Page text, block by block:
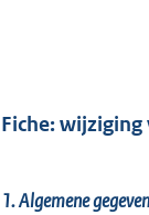
Fiche:
1. Algemene